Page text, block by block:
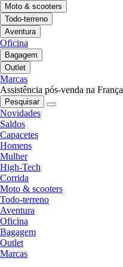
Moto & scooters
Todo-terreno
Aventura
Oficina
Bagagem
Outlet
Marcas
Assistência pós-venda na França
Pesquisar
Novidades
Saldos
Capacetes
Homens
Mulher
High-Tech
Corrida
Moto & scooters
Todo-terreno
Aventura
Oficina
Bagagem
Outlet
Marcas